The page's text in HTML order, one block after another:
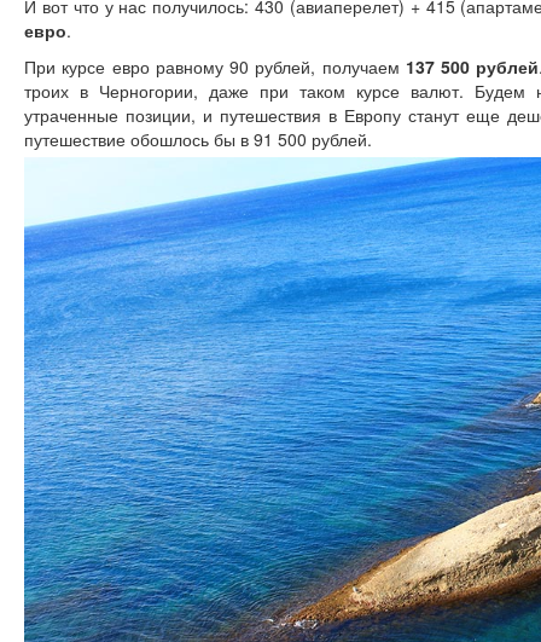
И вот что у нас получилось: 430 (авиаперелет) + 415
евро.
При курсе евро равному 90 рублей, получаем 137 500 рублей
троих в Черногории, даже при таком курсе валют. Будем
утраченные позиции, и путешествия в Европу станут еще
путешествие обошлось бы в 91 500 рублей.